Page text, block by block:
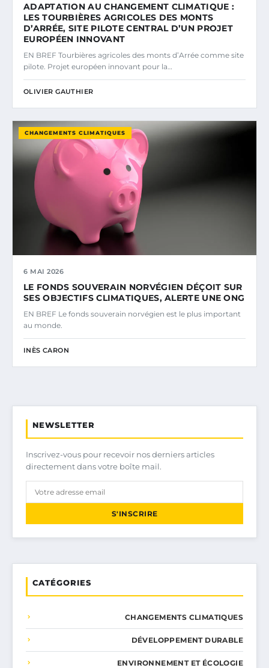
ADAPTATION AU CHANGEMENT CLIMATIQUE :
LES TOURBIÈRES AGRICOLES DES MONTS
D’ARRÉE, SITE PILOTE CENTRAL D’UN PROJET
EUROPÉEN INNOVANT
EN BREF Tourbières agricoles des monts d’Arrée comme site
pilote. Projet européen innovant pour la…
OLIVIER GAUTHIER
CHANGEMENTS CLIMATIQUES
6 MAI 2026
LE FONDS SOUVERAIN NORVÉGIEN DÉÇOIT SUR
SES OBJECTIFS CLIMATIQUES, ALERTE UNE ONG
EN BREF Le fonds souverain norvégien est le plus important
au monde.
INÈS CARON
NEWSLETTER
Inscrivez-vous pour recevoir nos derniers articles
directement dans votre boîte mail.
S'INSCRIRE
CATÉGORIES
CHANGEMENTS CLIMATIQUES
DÉVELOPPEMENT DURABLE
ENVIRONNEMENT ET ÉCOLOGIE